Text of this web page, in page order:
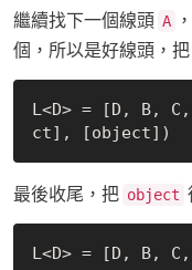
繼續找下一個線頭 A ，
個，所以是好線頭，把
L<D> = [D, B,
最後收尾，把 object